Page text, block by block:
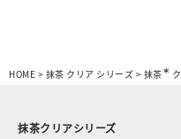
HOME > 抹茶 クリア シリーズ > 抹茶∗
抹茶クリアシリーズ